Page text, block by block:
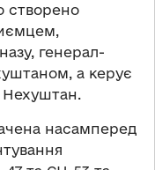
створено
генерал-
а керує
Нехуштан.
насамперед